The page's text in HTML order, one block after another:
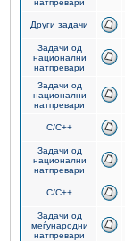
натпревари
Други задачи
Задачи од
национални
натпревари
Задачи од
национални
натпревари
C/C++
Задачи од
национални
натпревари
C/C++
Задачи од
меѓународни
натпревари